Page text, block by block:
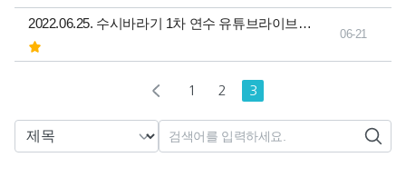
2022.06.25. 수시바라기 1차 연수 유튜브라이브…
06-21
처음
1
페이지
2
페이지
열린
3
페이지
검색대상